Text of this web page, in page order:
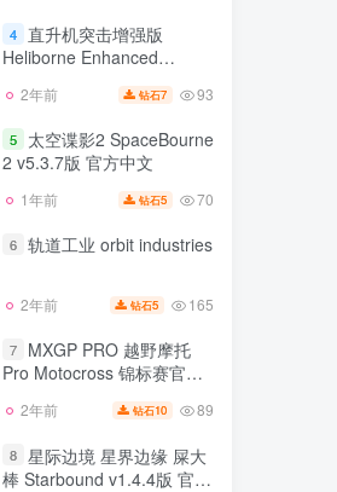
4 直升机突击增强版
Heliborne Enhanced
2年前 钻石7 93
5
太空谍影2 SpaceBourne
2 v5.3.7版 官方中文
1年前 钻石5 70
6 轨道工业 orbit industries
2年前 钻石5 165
7
MXGP PRO 越野摩托
Pro Motocross 锦标赛官方
游戏 完整版 官方中文
2年前 钻石10 89
8 星际边境 星界边缘 屎大
棒 Starbound v1.4.4版 官方